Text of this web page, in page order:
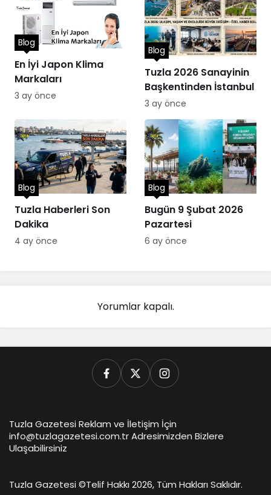
En İyi Japon Klima
Markaları
Blog
3 ay önce
Tuzla 2026 Sanayinin
Başkentinden İstanbul
Blog
3 ay önce
Tuzla Haberleri Son
Dakika
Blog
4 ay önce
Bugün 9 Şubat 2026
Pazartesi
Blog
6 ay önce
Yorumlar kapalı.
Tuzla Gazetesi Reklam ve İletişim İçin
info@tuzlagazetesi.com.tr Adresimizden Bizlere
Ulaşabilirsiniz
Tuzla Gazetesi ©Telif Hakkı 2026, Tüm Hakları Saklıdır.